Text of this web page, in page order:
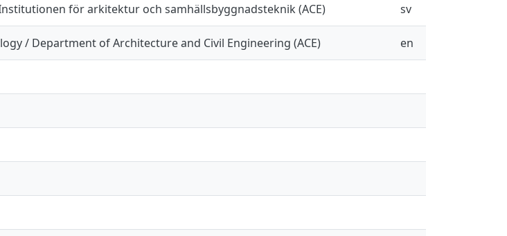
för arkitektur och samhällsbyggnadsteknik (ACE) sv
/ Department of Architecture and Civil Engineering (ACE) en